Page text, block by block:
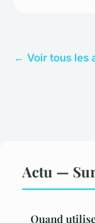
← Voir tous les
Actu —
Quand